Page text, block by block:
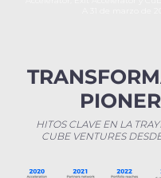
HITOS CLAVE EN LA
CUBE VENTURES